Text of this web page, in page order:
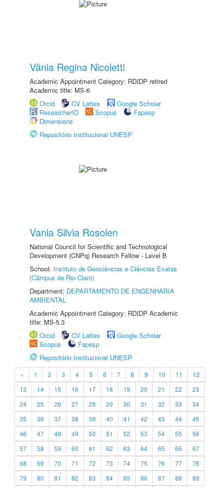
Vânia Regina Nicoletti
Academic Appointment Category: RDIDP retired
Academic title: MS-6
Orcid
CV Lattes
Google Scholar
ResearcherID
Scopus
Fapesp
Dimensions
Repositório Institucional UNESP
Vania Silvia Rosolen
National Council for Scientific and Technological
Development (CNPq) Research Fellow - Level B
School: Instituto de Geociências e Ciências Exatas
(Câmpus de Rio Claro)
Department: DEPARTAMENTO DE ENGENHARIA
AMBIENTAL
Academic Appointment Category: RDIDP Academic
title: MS-5.3
Orcid
CV Lattes
Google Scholar
Scopus
Fapesp
Repositório Institucional UNESP
« 1 2 3 4 5 6 7 8 9 10 11
12
13
14 15 16 17 18 19 20 21 22
23
24
25 26 27 28 29 30 31 32 33
34
35
36 37 38 39 40 41 42 43 44
45
46
47 48 49 50 51 52 53 54 55
56
57
58 59 60 61 62 63 64 65 66
67
68
69 70 71 72 73 74 75 76 77
78
79
80 81 82 83 84 85 86 87 88
89